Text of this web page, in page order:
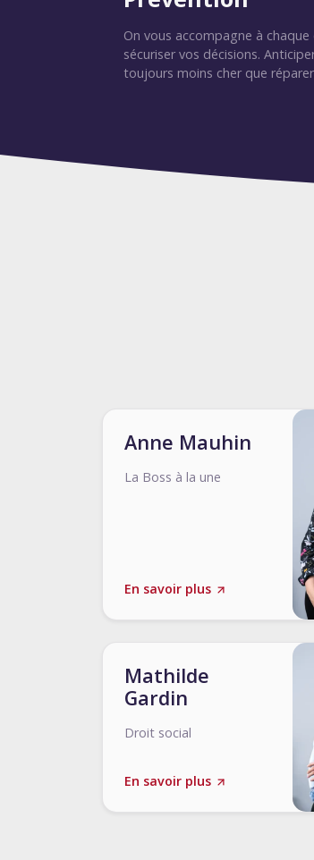
On vous accompagne à
sécuriser vos décisions.
toujours moins cher que
Anne Mauhin
La Boss à la une
En savoir plus
Mathilde
Gardin
Droit social
En savoir plus